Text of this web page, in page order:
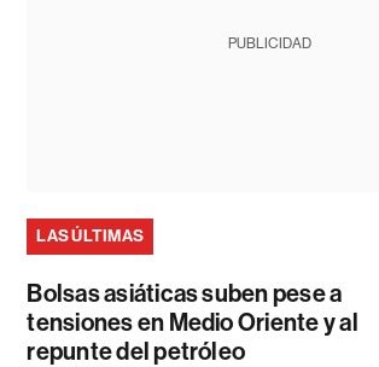
PUBLICIDAD
LAS ÚLTIMAS
Bolsas asiáticas suben pese a
tensiones en Medio Oriente y al
repunte del petróleo